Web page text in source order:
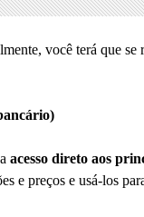
você terá que
acesso direto aos
e preços e usá-los